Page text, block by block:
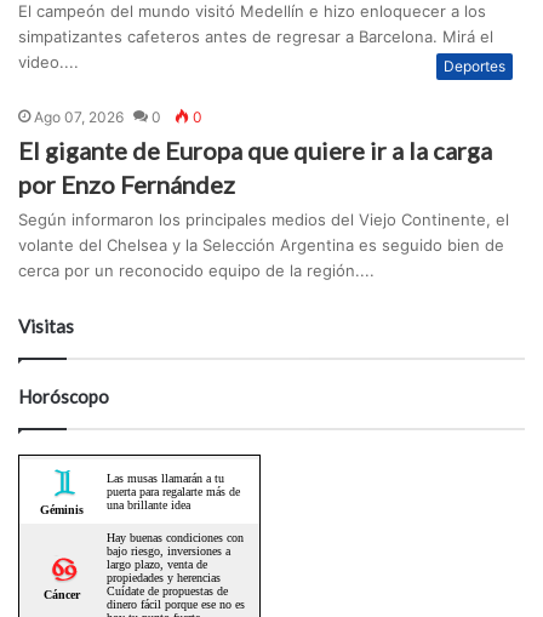
El campeón del mundo visitó Medellín e hizo enloquecer a los
simpatizantes cafeteros antes de regresar a Barcelona. Mirá el
video....
Deportes
Ago 07, 2026 0 0
El gigante de Europa que quiere ir a la carga
por Enzo Fernández
Según informaron los principales medios del Viejo Continente, el
volante del Chelsea y la Selección Argentina es seguido bien de
cerca por un reconocido equipo de la región....
Visitas
Horóscopo